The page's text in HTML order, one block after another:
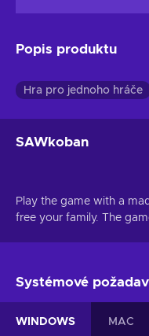
Popis produktu
Hra pro jednoho hráče
SAWkoban
Play the game with a
free your family. The
Systémové
WINDOWS MAC